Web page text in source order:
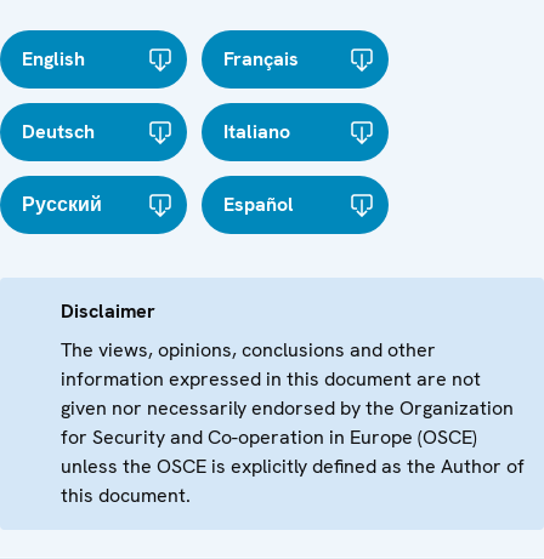
English Français
Deutsch Italiano
Русский Español
Disclaimer
The views, opinions, conclusions and other
information expressed in this document are not
given nor necessarily endorsed by the Organization
for Security and Co-operation in Europe (OSCE)
unless the OSCE is explicitly defined as the Author of
this document.